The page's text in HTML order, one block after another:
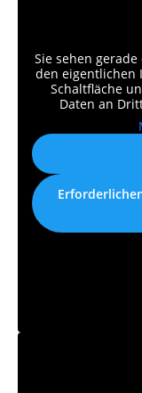
Sie sehen
den eigentlichen
Schaltfläche
Daten an